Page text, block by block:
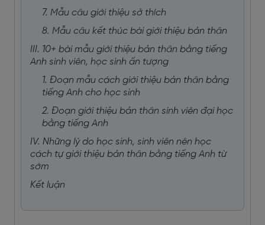
7. Mẫu câu giới thiệu sở thích
8. Mẫu câu kết thúc bài giới thiệu bản thân
III. 10+ bài mẫu giới thiệu bản thân bằng tiếng
Anh sinh viên, học sinh ấn tượng
1. Đoạn mẫu cách giới thiệu bản thân bằng
tiếng Anh cho học sinh
2. Đoạn giới thiệu bản thân sinh viên đại học
bằng tiếng Anh
IV. Những lý do học sinh, sinh viên nên học
cách tự giới thiệu bản thân bằng tiếng Anh từ
sớm
Kết luận